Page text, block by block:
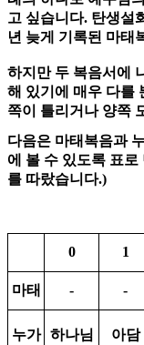
고 싶습니다. 탄생설
년 늦게 기록된 마태
하지만 두 복음서에
해 있기에 매우 다를
쪽이 틀리거나 양쪽
다음은 마태복음과
에 볼 수 있도록 표로
를 따랐습니다.)
0 1
마태 - -
누가 하나님 아담